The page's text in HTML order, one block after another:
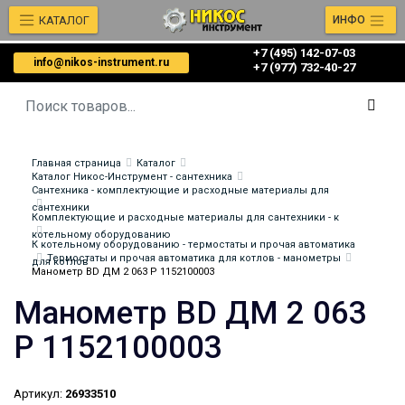
info@nikos-instrument.ru
+7 (495) 142-07-03
‎‎+7 (977) 732-40-27
КАТАЛОГ ИНФО
Главная страница
Каталог
Каталог Никос-Инструмент - сантехника
Сантехника - комплектующие и расходные материалы для
сантехники
Комплектующие и расходные материалы для сантехники - к
котельному оборудованию
К котельному оборудованию - термостаты и прочая автоматика
для котлов
Термостаты и прочая автоматика для котлов - манометры
Манометр BD ДМ 2 063 Р 1152100003
Манометр BD ДМ 2 063
Р 1152100003
Артикул: 26933510